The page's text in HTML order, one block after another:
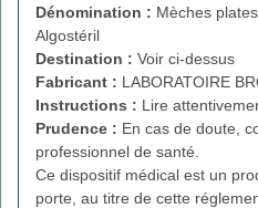
Dénomination : Mèches
Algostéril
Destination : Voir ci-dessus
Fabricant : LABORATOIRE
Instructions : Lire
Prudence : En cas de doute,
professionnel de santé.
Ce dispositif médical est un
porte, au titre de cette